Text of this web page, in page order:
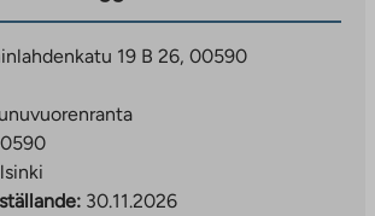
19 B 26, 00590
30.11.2026